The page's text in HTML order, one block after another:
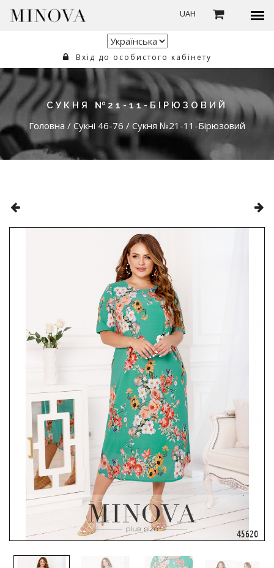
UAH
Вхід до особистого кабінету
СУКНЯ №21-11-БІРЮЗОВИЙ
Головна / Сукні 46-76 / Сукня №21-11-Бірюзовий